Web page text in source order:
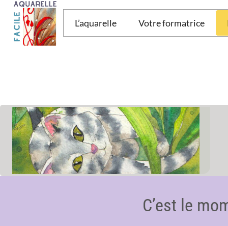
Aller
contenu
L’aquarelle Votre formatrice
C’est le